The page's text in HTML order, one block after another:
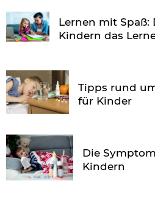
Lernen mit Spaß:
Kindern das
Tipps rund
für Kinder
Die
Kindern